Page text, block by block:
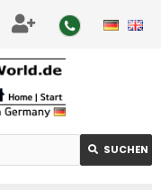
SUCHEN